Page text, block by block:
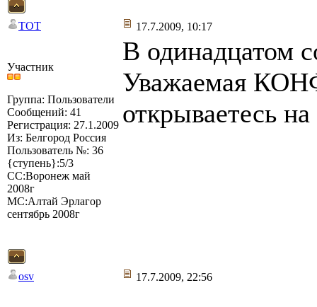
TOT 17.7.2009, 10:17
Участник
Группа: Пользователи
Сообщений: 41
Регистрация: 27.1.2009
Из: Белгород Россия
Пользователь №: 36
{ступень}:5/3
СС:Воронеж май
2008г
МС:Алтай Эрлагор
сентябрь 2008г
В одинадцатом
Уважаемая
открываетесь
osv 17.7.2009, 22:56